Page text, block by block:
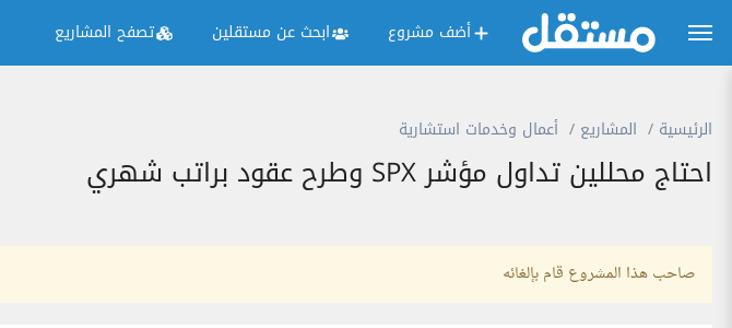
أضف مشروع ابحث عن مستقلين تصفح المشاريع
الرئيسية المشاريع أعمال وخدمات استشارية
احتاج محللين تداول مؤشر SPX وطرح عقود براتب شهري
صاحب هذا المشروع قام بإلغائه